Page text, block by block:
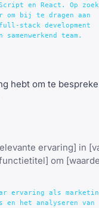
en React. Op
om bij te dragen aan
stack development
hebt om te
ervaring] in
om
ervaring als
en het analyseren van